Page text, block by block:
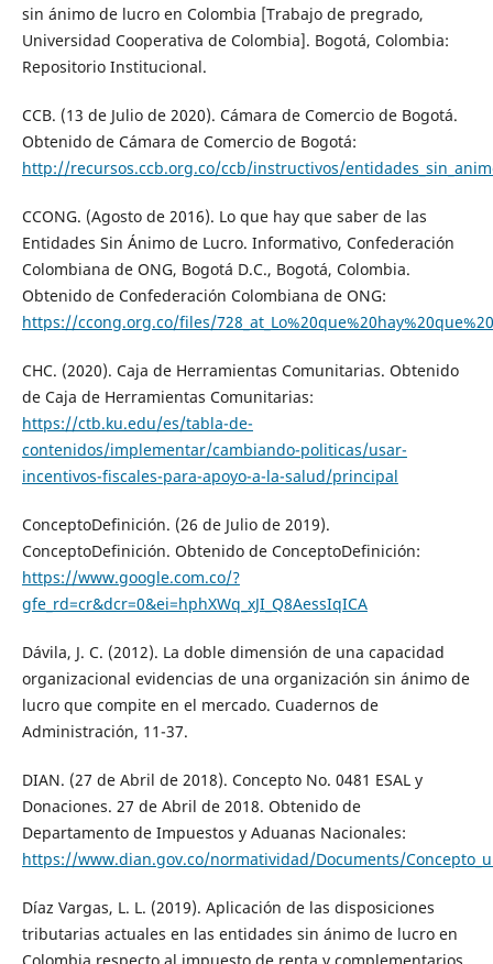
sin ánimo de lucro en Colombia [Trabajo de pregrado,
Universidad Cooperativa de Colombia]. Bogotá, Colombia:
Repositorio Institucional.
CCB. (13 de Julio de 2020). Cámara de Comercio de Bogotá.
Obtenido de Cámara de Comercio de Bogotá:
http://recursos.ccb.org.co/ccb/instructivos/
CCONG. (Agosto de 2016). Lo que hay que saber de las
Entidades Sin Ánimo de Lucro. Informativo, Confederación
Colombiana de ONG, Bogotá D.C., Bogotá, Colombia.
Obtenido de Confederación Colombiana de ONG:
https://ccong.org.co/files/
CHC. (2020). Caja de Herramientas Comunitarias. Obtenido
de Caja de Herramientas Comunitarias:
https://ctb.ku.edu/es/tabla-de-
contenidos/implementar/cambiando-politicas/usar-
incentivos-fiscales-para-apoyo-a-la-salud/principal
ConceptoDefinición. (26 de Julio de 2019).
ConceptoDefinición. Obtenido de ConceptoDefinición:
https://www.google.com.co/?
gfe_rd=cr&dcr=0&ei=hphXWq_xJI_Q8AessIqICA
Dávila, J. C. (2012). La doble dimensión de una capacidad
organizacional evidencias de una organización sin ánimo de
lucro que compite en el mercado. Cuadernos de
Administración, 11-37.
DIAN. (27 de Abril de 2018). Concepto No. 0481 ESAL y
Donaciones. 27 de Abril de 2018. Obtenido de
Departamento de Impuestos y Aduanas Nacionales:
https://www.dian.gov.co/normatividad/Documents/
Díaz Vargas, L. L. (2019). Aplicación de las disposiciones
tributarias actuales en las entidades sin ánimo de lucro en